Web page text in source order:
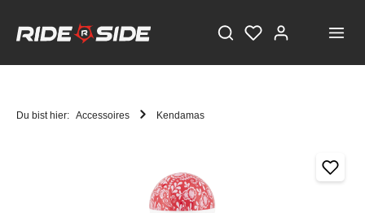
Du bist hier: Accessoires Kendamas